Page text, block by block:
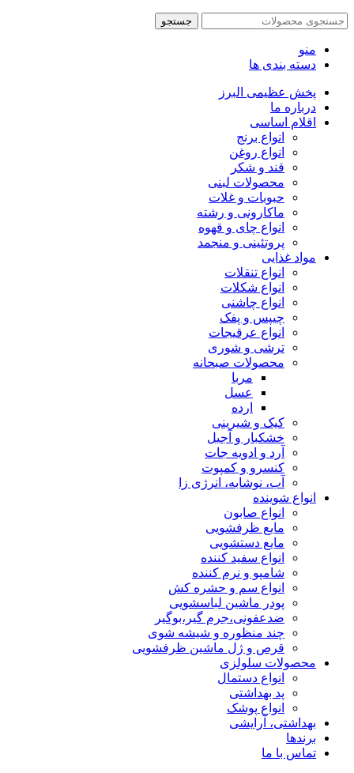
جستجو
منو
دسته بندی ها
پخش عظیمی البرز
درباره ما
اقلام اساسی
انواع برنج
انواع روغن
قند و شکر
محصولات لبنی
حبوبات و غلات
ماکارونی و رشته
انواع چای و قهوه
پروتئینی و منجمد
مواد غذایی
انواع تنقلات
انواع شکلات
انواع چاشنی
چیپس و پفک
انواع عرقیجات
ترشی و شوری
محصولات صبحانه
مربا
عسل
ارده
کیک و شیرینی
خشکبار و آجیل
آرد و ادویه جات
کنسرو و کمپوت
آب، نوشابه، انرژی زا
انواع شوینده
انواع صابون
مایع ظرفشویی
مایع دستشویی
انواع سفید کننده
شامپو و نرم کننده
انواع سم و حشره کش
پودر ماشین لباسشویی
ضدعفونی،جرم گیر،بوگیر
چند منظوره و شیشه شوی
قرص و ژل ماشین ظرفشویی
محصولات سلولزی
انواع دستمال
پد بهداشتی
انواع پوشک
بهداشتی، آرایشی
برندها
تماس با ما